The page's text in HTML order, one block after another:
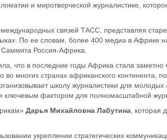
и миротворческой журналистике,
связей ТАСС, представляя
. По ее словам, более 400 медиа в Африке
Россия-Африка.
что в последние годы Африка стала заметно
многих странах африканского континента,
школу журналистики для
фактором для полномасштабной
Дарья Михайловна Лабутина которая
укреплении стратегических